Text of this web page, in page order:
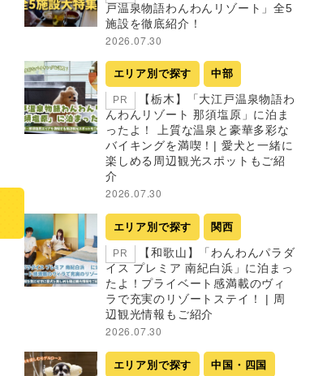
戸温泉物語わんわんリゾート」全5
施設を徹底紹介！
2026.07.30
エリア別で探す 中部
PR
【栃木】「大江戸温泉物語わ
んわんリゾート 那須塩原」に泊ま
ったよ！ 上質な温泉と豪華多彩な
バイキングを満喫！| 愛犬と一緒に
楽しめる周辺観光スポットもご紹
介
2026.07.30
エリア別で探す 関西
PR
【和歌山】「わんわんパラダ
イス プレミア 南紀白浜」に泊まっ
たよ！プライベート感満載のヴィ
ラで充実のリゾートステイ！ | 周
辺観光情報もご紹介
2026.07.30
エリア別で探す 中国・四国